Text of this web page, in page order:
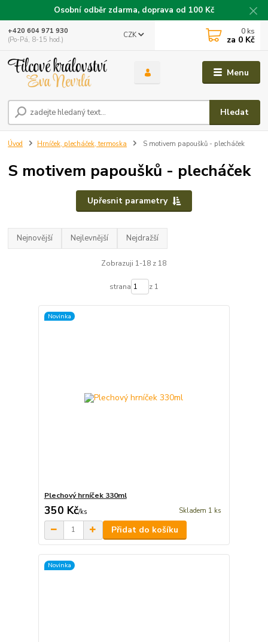
Osobní odběr zdarma, doprava od 100 Kč
Menu
CZK
Hledat
+420 604 971 930
(Po-Pá, 8-15 hod.)
0 ks
za 0 Kč
Úvod Hrníček, plecháček, termoska S motivem papoušků - plecháček
S motivem papoušků - plecháček
Upřesnit parametry
Nejnovější Nejlevnější Nejdražší
Zobrazuji 1-18 z 18
strana z 1
Novinka
Plechový hrníček 330ml
350 Kč/ks Skladem 1 ks
Přidat do košíku
Novinka